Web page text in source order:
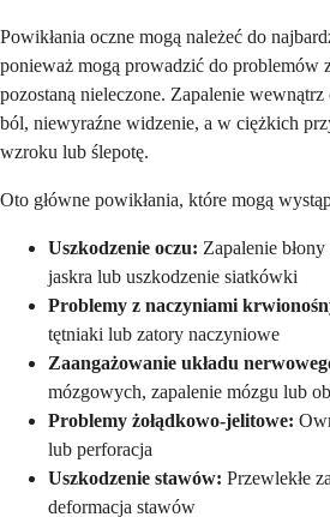
Powikłania oczne mogą należeć do
ponieważ mogą prowadzić do problemów
pozostaną nieleczone. Zapalenie
ból, niewyraźne widzenie, a w ciężkich
wzroku lub ślepotę.
Oto główne powikłania, które mogą
Uszkodzenie oczu: Zapalenie
jaskra lub uszkodzenie siatkówki
Problemy z naczyniami
tętniaki lub zatory naczyniowe
Zaangażowanie układu
mózgowych, zapalenie mózgu lub
Problemy żołądkowo-jelitowe:
lub perforacja
Uszkodzenie stawów: Przewlekłe
deformacja stawów